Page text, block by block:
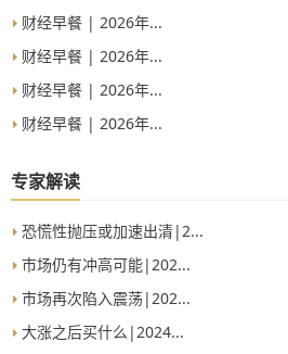
财经早餐 | 2026年...
财经早餐 | 2026年...
财经早餐 | 2026年...
财经早餐 | 2026年...
专家解读
恐慌性抛压或加速出清|2...
市场仍有冲高可能|202...
市场再次陷入震荡|202...
大涨之后买什么|2024...